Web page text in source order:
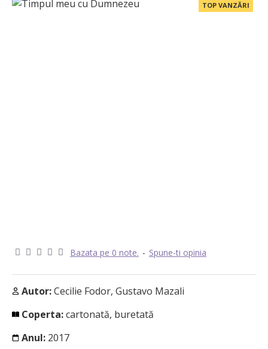
TOP VANZĂRI
Bazata pe 0 note. - Spune-ti opinia
Autor:Cecilie Fodor, Gustavo Mazali
Coperta:cartonată, buretată
Anul: 2017